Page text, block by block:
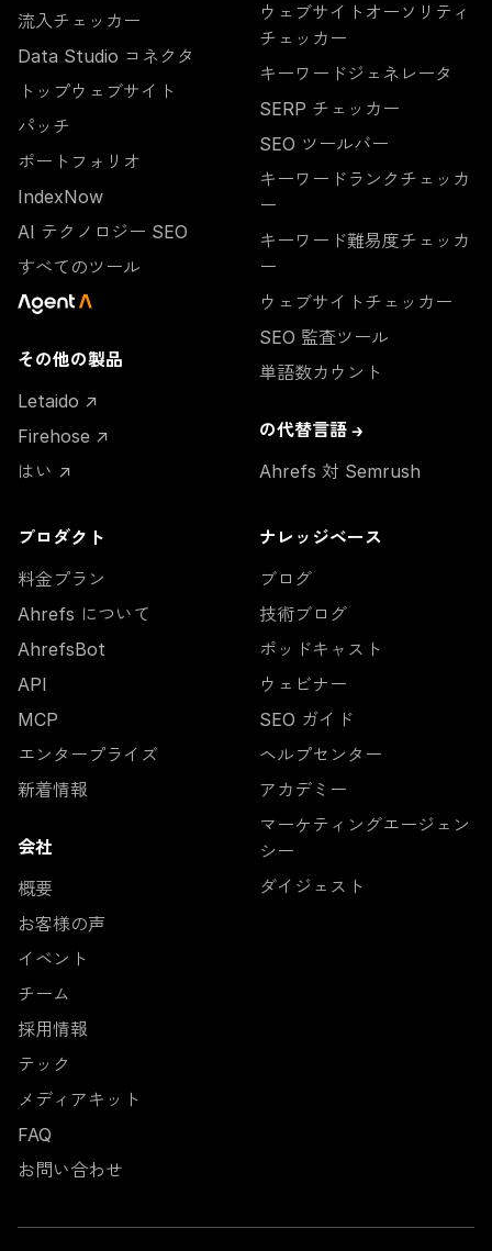
流入チェッカー
Data Studio コネクタ
トップウェブサイト
パッチ
ポートフォリオ
IndexNow
AI テクノロジー SEO
すべてのツール
その他の製品
Letaido ↗
Firehose ↗
はい ↗
ウェブサイトオーソリティ
チェッカー
キーワードジェネレータ
SERP チェッカー
SEO ツールバー
キーワードランクチェッカ
ー
キーワード難易度チェッカ
ー
ウェブサイトチェッカー
SEO 監査ツール
単語数カウント
の代替言語 →
Ahrefs 対 Semrush
プロダクト
料金プラン
Ahrefs について
AhrefsBot
API
MCP
エンタープライズ
新着情報
会社
概要
お客様の声
イベント
チーム
採用情報
テック
メディアキット
FAQ
お問い合わせ
ナレッジベース
ブログ
技術ブログ
ポッドキャスト
ウェビナー
SEO ガイド
ヘルプセンター
アカデミー
マーケティングエージェン
シー
ダイジェスト